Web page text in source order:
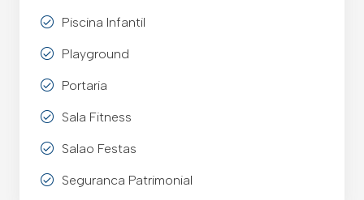
Piscina Infantil
Playground
Portaria
Sala Fitness
Salao Festas
Seguranca Patrimonial